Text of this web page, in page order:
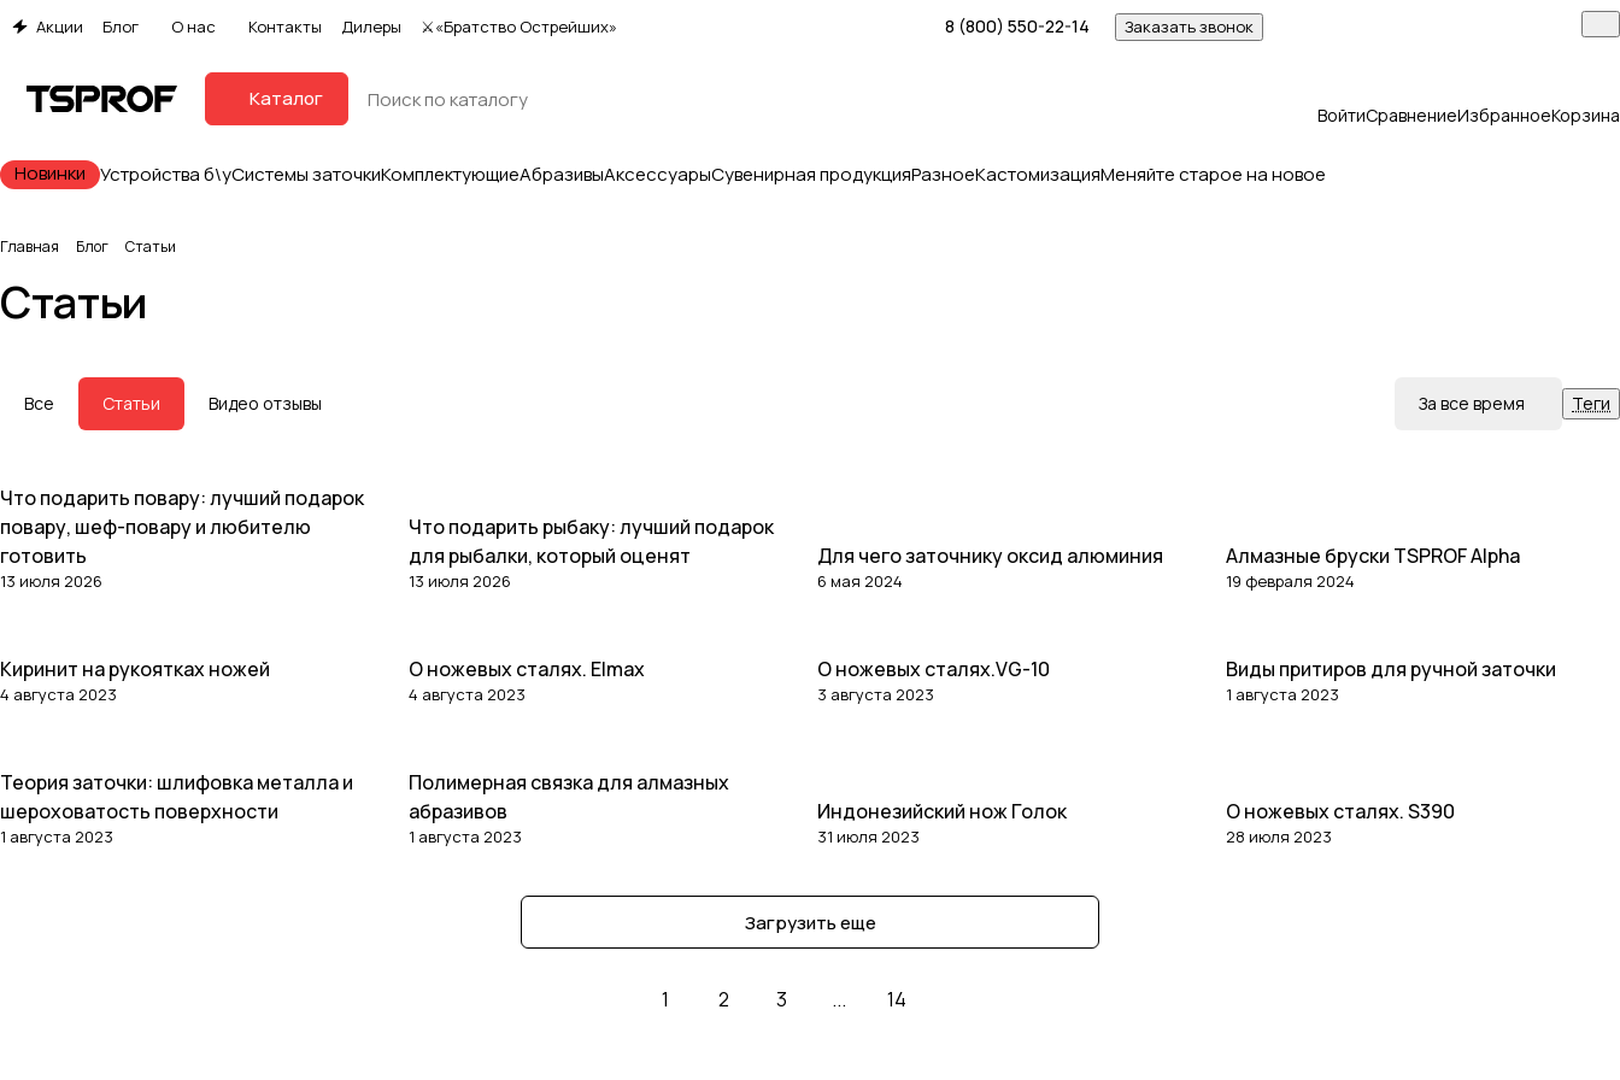
Акции Блог О нас Контакты Дилеры ⚔«Братство Острейших» 8 (800) 550-22-14 Заказать звонок
Каталог
ВойтиСравнениеИзбранноеКорзина
Новинки Устройства б\уСистемы заточкиКомплектующиеАбразивыАксессуарыСувенирная продукцияРазноеКастомизацияМеняйте старое на новое
Главная Блог Статьи
Статьи
Все Статьи Видео отзывы За все время Теги
Статьи
13 июля 2026
Что подарить повару: лучший подарок
повару, шеф-повару и любителю
готовить
13 июля 2026
Что подарить рыбаку: лучший подарок
для рыбалки, который оценят
6 мая 2024
Для чего заточнику оксид алюминия
19 февраля 2024
Алмазные бруски TSPROF Alpha
Статьи
4 августа 2023
Киринит на рукоятках ножей Статьи
4 августа 2023
О ножевых сталях. Elmax Статьи
3 августа 2023
О ножевых сталях.VG-10 Статьи
1 августа 2023
Виды притиров для ручной заточки
Статьи
1 августа 2023
Теория заточки: шлифовка металла и
шероховатость поверхности
Статьи
1 августа 2023
Полимерная связка для алмазных
абразивов
31 июля 2023
Индонезийский нож Голок
28 июля 2023
О ножевых сталях. S390
Загрузить еще
1 2 3 ... 14